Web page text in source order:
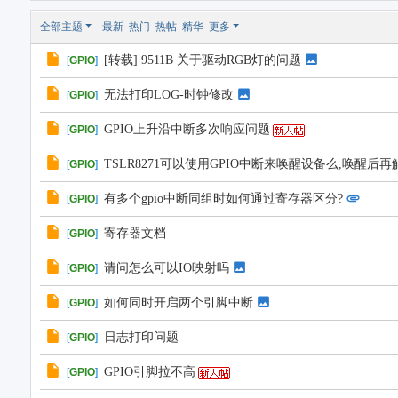
全部主题 最新 热门 热帖 精华 更多
[GPIO] [转载] 9511B 关于驱动RGB灯的问题
[GPIO] 无法打印LOG-时钟修改
[GPIO] GPIO上升沿中断多次响应问题
[GPIO] TSLR8271可以使用GPIO中断来唤醒设备么,唤醒后再
[GPIO] 有多个gpio中断同组时如何通过寄存器区分?
[GPIO] 寄存器文档
[GPIO] 请问怎么可以IO映射吗
[GPIO] 如何同时开启两个引脚中断
[GPIO] 日志打印问题
[GPIO] GPIO引脚拉不高